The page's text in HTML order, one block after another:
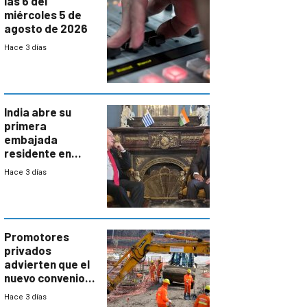
miércoles 5 de
agosto de 2026
Hace 3 días
India abre su
primera
embajada
residente en
Uruguay y crecen
enorme
potencial
Hace 3 días
Promotores
privados
advierten que el
nuevo convenio
de la
Hace 3 días